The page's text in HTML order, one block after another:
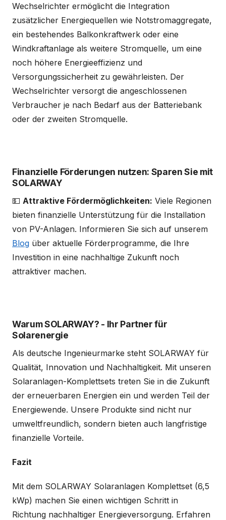
Wechselrichter ermöglicht die Integration
zusätzlicher Energiequellen wie Notstromaggregate,
ein bestehendes Balkonkraftwerk oder eine
Windkraftanlage als weitere Stromquelle, um eine
noch höhere Energieeffizienz und
Versorgungssicherheit zu gewährleisten. Der
Wechselrichter versorgt die angeschlossenen
Verbraucher je nach Bedarf aus der Batteriebank
oder der zweiten Stromquelle.
Finanzielle Förderungen nutzen: Sparen Sie mit
SOLARWAY
💵 Attraktive Fördermöglichkeiten: Viele Regionen
bieten finanzielle Unterstützung für die Installation
von PV-Anlagen. Informieren Sie sich auf unserem
Blog über aktuelle Förderprogramme, die Ihre
Investition in eine nachhaltige Zukunft noch
attraktiver machen.
Warum SOLARWAY? - Ihr Partner für
Solarenergie
Als deutsche Ingenieurmarke steht SOLARWAY für
Qualität, Innovation und Nachhaltigkeit. Mit unseren
Solaranlagen-Komplettsets treten Sie in die Zukunft
der erneuerbaren Energien ein und werden Teil der
Energiewende. Unsere Produkte sind nicht nur
umweltfreundlich, sondern bieten auch langfristige
finanzielle Vorteile.
Fazit
Mit dem SOLARWAY Solaranlagen Komplettset (6,5
kWp) machen Sie einen wichtigen Schritt in
Richtung nachhaltiger Energieversorgung. Erfahren